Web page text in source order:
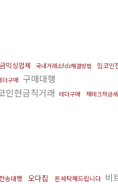
믹싱업체 국내거래소fds해결방법 밈코인
더구매 구매대행
인현금직거래 테더구매 재테크자금
송대행 오다집 돈세탁해드립니다 비